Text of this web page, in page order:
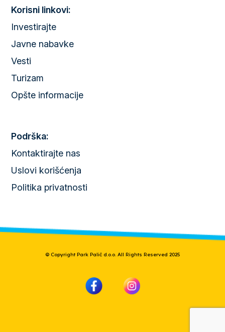
Korisni linkovi:
Investirajte
Javne nabavke
Vesti
Turizam
Opšte informacije
Podrška:
Kontaktirajte nas
Uslovi korišćenja
Politika privatnosti
© Copyright Park Palić d.o.o. All Rights Reserved 2025